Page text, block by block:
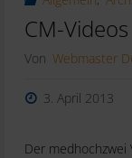
CM-Videos
Von Webmaster
3. April 2013
Der medhochzwei